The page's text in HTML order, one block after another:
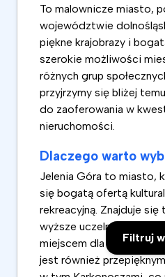
Filtruj
To malownicze miasto,
województwie
piękne krajobrazy i
szerokie możliwości
różnych grup
przyjrzymy się bliżej
do zaoferowania w
nieruchomości.
Dlaczego warto
Jelenia Góra to miasto,
się bogatą ofertą
rekreacyjną. Znajduje się
wyższe uczelnie, co
miejscem dla
jest również